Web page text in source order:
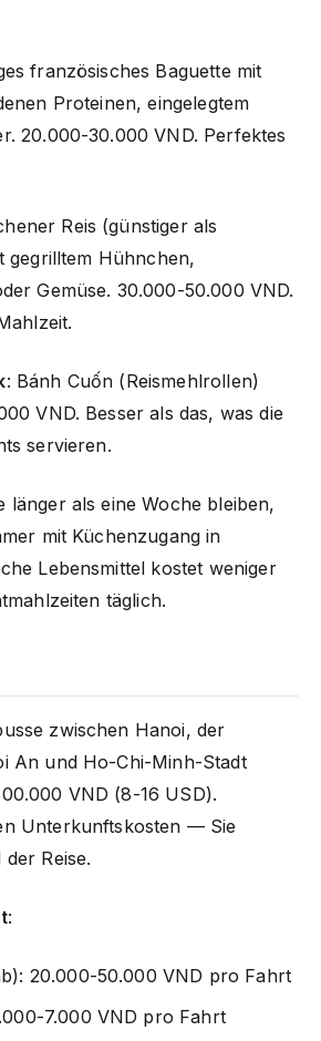
französisches Baguette mit
Proteinen, eingelegtem
20.000-30.000 VND. Perfektes
Reis (günstiger als
gegrilltem Hühnchen,
Gemüse. 30.000-50.000 VND.
: Bánh Cuốn (Reismehlrollen)
VND. Besser als das, was die
servieren.
länger als eine Woche bleiben,
mit Küchenzugang in
Lebensmittel kostet weniger
täglich.
zwischen Hanoi, der
An und Ho-Chi-Minh-Stadt
VND (8-16 USD).
Unterkunftskosten — Sie
Reise.
:
20.000-50.000 VND pro Fahrt
7.000 VND pro Fahrt